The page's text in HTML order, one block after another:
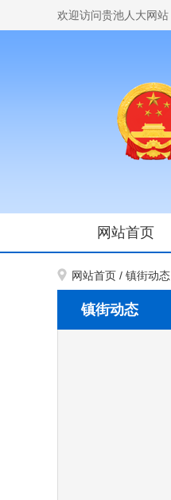
欢迎访问贵池人大网站
网站首页
网站首页 / 镇街动态
镇街动态